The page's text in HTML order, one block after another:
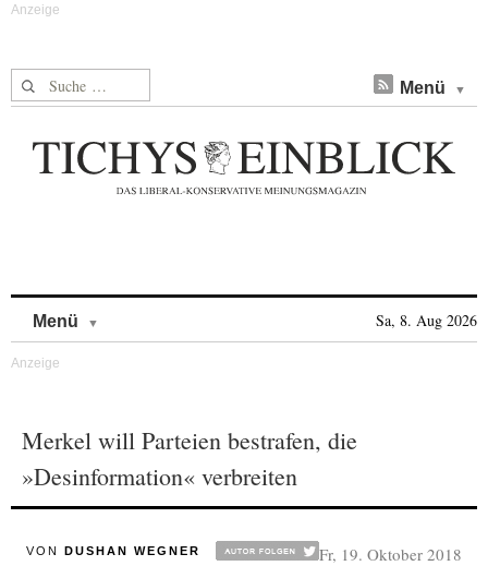
Suche nach: Menü
Menü Sa, 8. Aug 2026
Merkel will Parteien bestrafen, die
»Desinformation« verbreiten
VON DUSHAN WEGNER Fr, 19. Oktober 2018